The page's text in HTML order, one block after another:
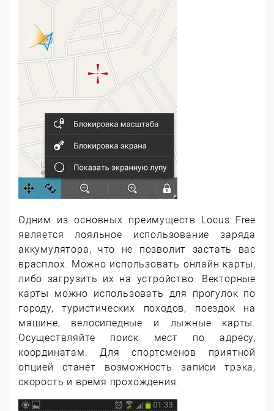
Одним из основных преимуществ Locus Free
является лояльное использование заряда
аккумулятора, что не позволит застать вас
врасплох. Можно использовать онлайн карты,
либо загрузить их на устройство. Векторные
карты можно использовать для прогулок по
городу, туристических походов, поездок на
машине, велосипедные и лыжные карты.
Осуществляйте поиск мест по адресу,
координатам. Для спортсменов приятной
опцией станет возможность записи трэка,
скорость и время прохождения.